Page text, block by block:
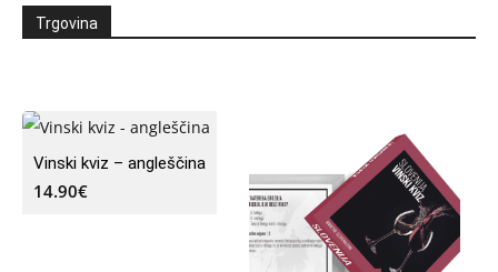
Trgovina
Vinski kviz – angleščina
14.90€